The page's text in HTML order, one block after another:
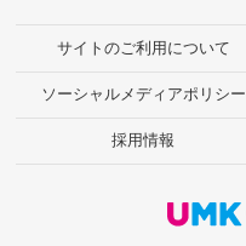
サイトのご利用について
ソーシャルメディアポリシー
採用情報